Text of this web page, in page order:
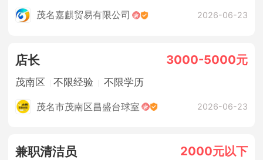
茂名嘉麒贸易有限公司 2026-06-23
店长 3000-5000元
茂南区 不限经验 不限学历
茂名市茂南区昌盛台球室 2026-06-23
兼职清洁员 2000元以下